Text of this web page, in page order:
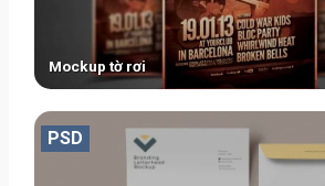
Mockup tờ rơi
PSD